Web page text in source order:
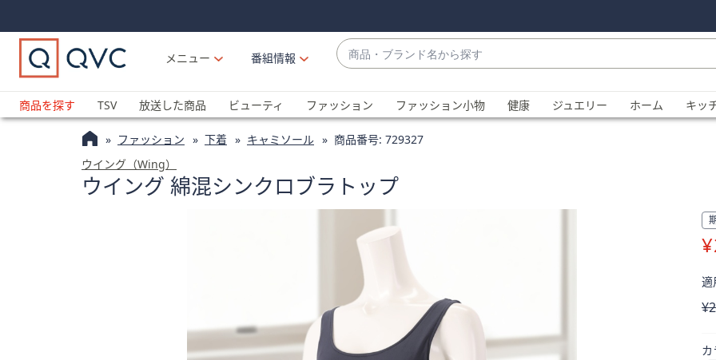
Links
Links2
メニュー
番組情報
商
品・
ラ
ン
ド
か
補
が
利
能
な
合、
の
印
商品を探す TSV 放送した商品 ビューティ ファッション ファッション小物 健康 ジュエリー ホーム キッ
ファッション 下着 キャミソール 商品番号: 729327
ウイング（Wing）
ウイング 綿混シンクロブラトップ
適
削